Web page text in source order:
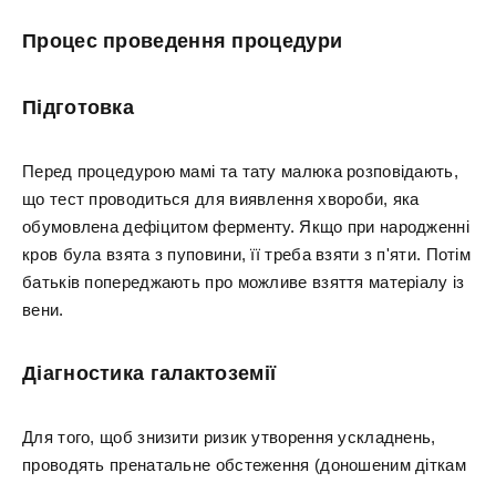
Процес проведення процедури
Підготовка
Перед процедурою мамі та тату малюка розповідають,
що тест проводиться для виявлення хвороби, яка
обумовлена дефіцитом ферменту. Якщо при народженні
кров була взята з пуповини, її треба взяти з п'яти. Потім
батьків попереджають про можливе взяття матеріалу із
вени.
Діагностика галактоземії
Для того, щоб знизити ризик утворення ускладнень,
проводять пренатальне обстеження (доношеним діткам